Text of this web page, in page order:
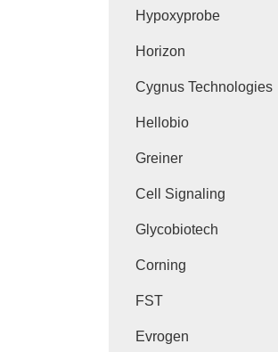
Hypoxyprobe
Horizon
Cygnus Technologies
Hellobio
Greiner
Cell Signaling
Glycobiotech
Corning
FST
Evrogen